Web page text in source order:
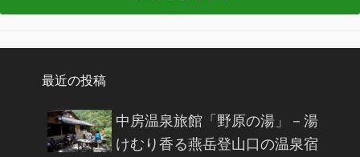
最近の投稿
中房温泉旅館「野原の湯」－湯
けむり香る燕岳登山口の温泉宿